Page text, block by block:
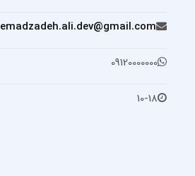
emadzadeh.ali.dev@gmail.com
09120000000
10-18